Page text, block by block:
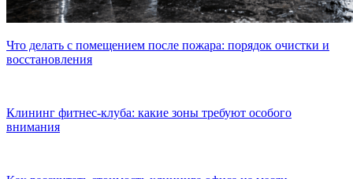
Что делать с помещением после пожара: порядок очистки и
восстановления
Клининг фитнес-клуба: какие зоны требуют особого
внимания